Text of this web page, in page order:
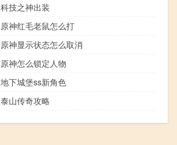
科技之神出装
原神红毛老鼠怎么打
原神显示状态怎么取消
原神怎么锁定人物
地下城堡ss新角色
泰山传奇攻略